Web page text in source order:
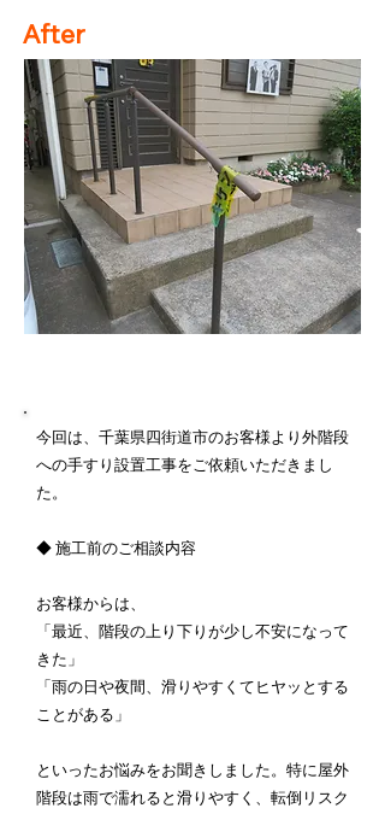
After
今回は、千葉県四街道市のお客様より外階段
への手すり設置工事をご依頼いただきまし
た。
◆ 施工前のご相談内容
お客様からは、
「最近、階段の上り下りが少し不安になって
きた」
「雨の日や夜間、滑りやすくてヒヤッとする
ことがある」
といったお悩みをお聞きしました。特に屋外
階段は雨で濡れると滑りやすく、転倒リスク